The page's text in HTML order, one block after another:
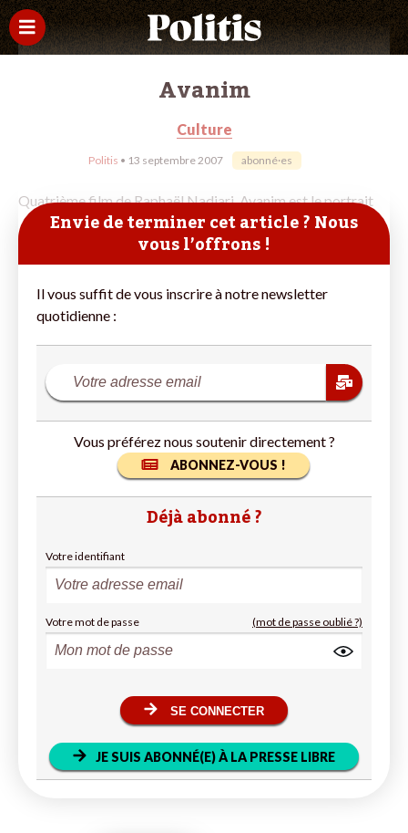
Avanim
Culture
Politis • 13 septembre 2007 abonné·es
Quatrième film de Raphaël Nadjari, Avanim est le portrait
Envie de terminer cet article ? Nous
vous l’offrons !
Il vous suffit de vous inscrire à notre newsletter
quotidienne :
Vous préférez nous soutenir directement ?
ABONNEZ-VOUS !
Déjà abonné ?
Votre identifiant
Votre mot de passe (mot de passe oublié ?)
SE CONNECTER
JE SUIS ABONNÉ(E) À LA PRESSE LIBRE